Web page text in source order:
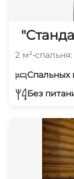
2 м²•спальня:
Спальных
Без